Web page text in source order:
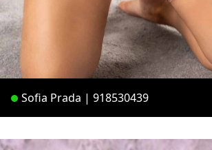
Sofia Prada | 918530439